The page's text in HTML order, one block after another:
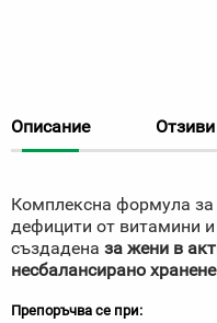
Описание Отзиви
Комплексна формула
дефицити от витамини
създадена за жени в
несбалансирано хранене
Препоръчва се при: